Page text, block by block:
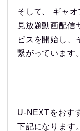
そして、 ギャ
見放題動画配信
ビスを開始し、
繋がっています。
U-NEXTをおす
下記になります。